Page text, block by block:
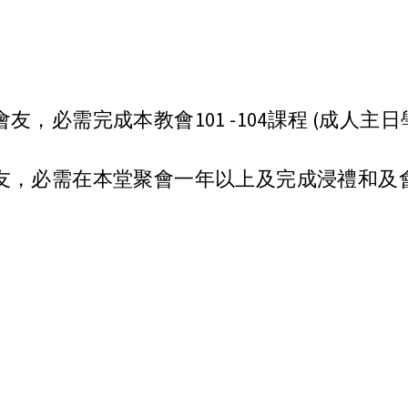
，必需完成本教會101 -104課程 (成人主
必需在本堂聚會一年以上及完成浸禮和